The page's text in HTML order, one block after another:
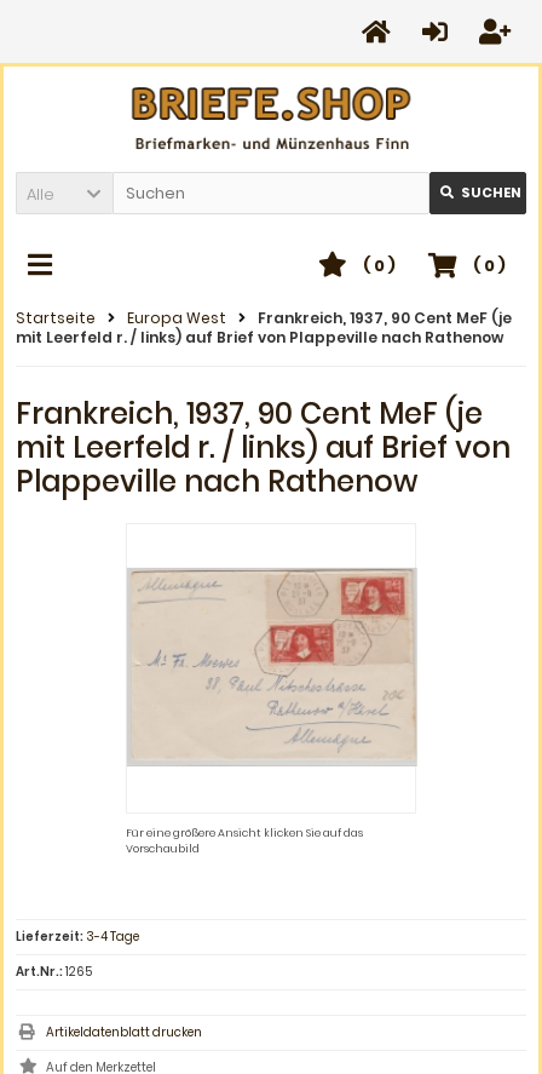
Alle SUCHEN
( 0)
( 0)
Startseite Europa West
Frankreich, 1937, 90 Cent MeF (je
mit Leerfeld r. / links) auf Brief von Plappeville nach Rathenow
Frankreich, 1937, 90 Cent MeF (je
mit Leerfeld r. / links) auf Brief von
Plappeville nach Rathenow
Für eine größere Ansicht klicken Sie auf das
Vorschaubild
Lieferzeit: 3-4 Tage
Art.Nr.:1265
Artikeldatenblatt drucken